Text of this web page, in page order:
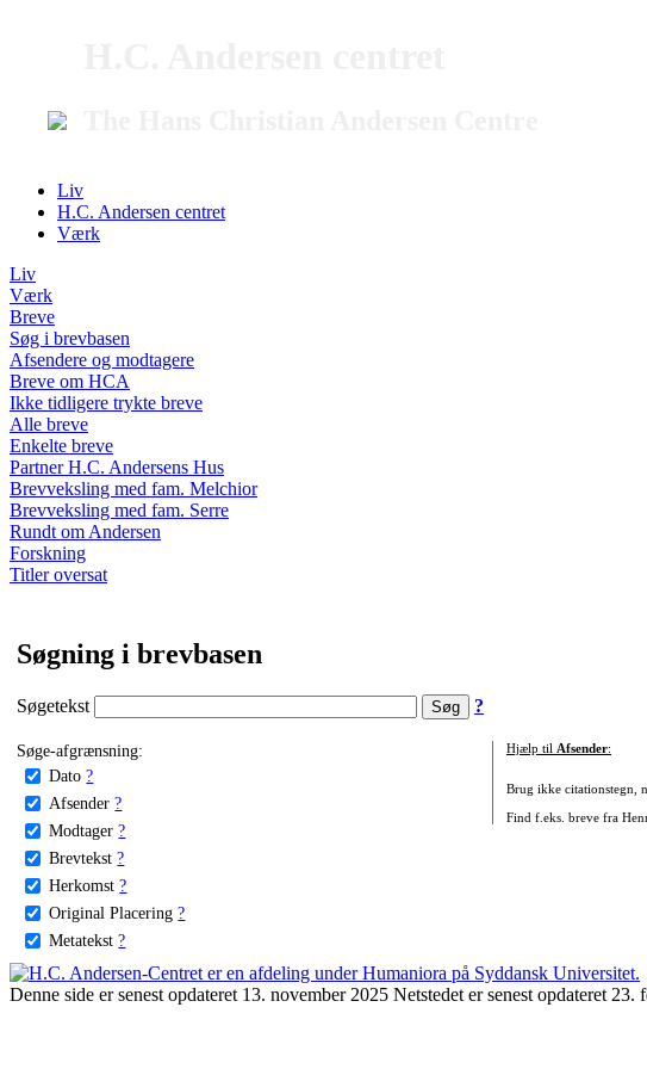
Liv
H.C. Andersen centret
Værk
Liv
Værk
Breve
Søg i brevbasen
Afsendere og modtagere
Breve om HCA
Ikke tidligere trykte breve
Alle breve
Enkelte breve
Partner H.C. Andersens Hus
Brevveksling med fam. Melchior
Brevveksling med fam. Serre
Rundt om Andersen
Forskning
Titler oversat
Søgning i brevbasen
Søgetekst ?
Søge-afgrænsning:
Dato ?
Afsender ?
Modtager ?
Brevtekst ?
Herkomst ?
Original Placering ?
Metatekst ?
Hjælp til Afsender:
Brug ikke citationstegn,
Find f.eks. breve fra
Denne side er senest opdateret 13. november 2025 Netstedet er senest opdateret 23.